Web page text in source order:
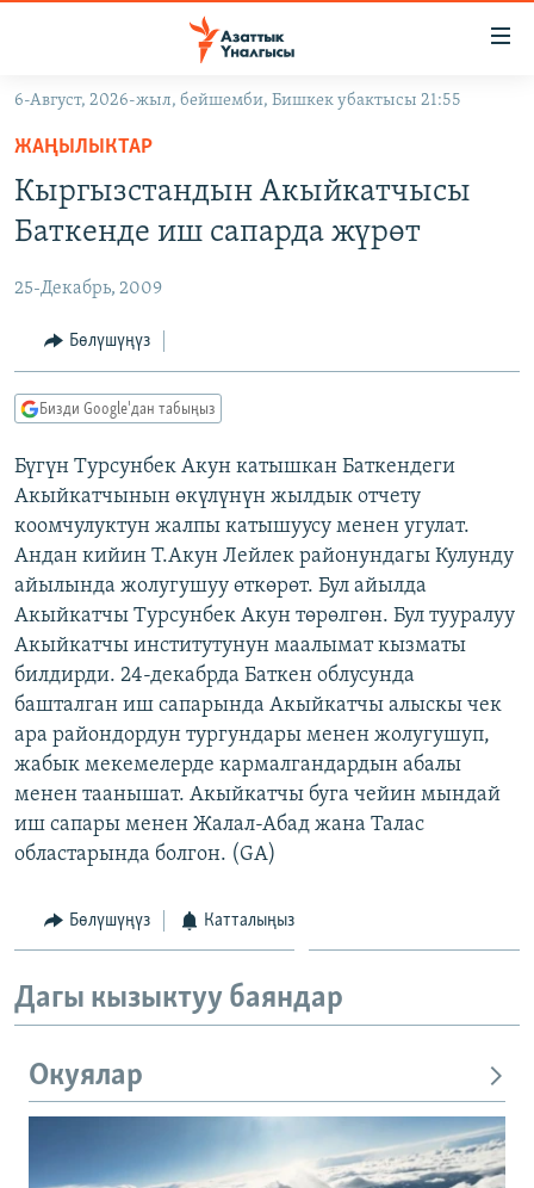
Навигацияга
өтүңүз
Издөөгө
салыңызКЫРГЫЗСТАН
ЭКОНОМИКА
МАДАНИЯТ
ДҮЙНӨ
БОРБОР АЗИЯ
АТАЙЫН ИЛИКТӨӨ
ТВ ПРОГРАММАЛАР
ЭКСПЕРТТЕР ТАЛДАЙТ
БИЗ ЖАНА ДҮЙНӨ
ЭЖЕ-СИҢДИЛЕР
АЗАТТЫК+
ЫҢГАЙСЫЗ СУРООЛОР
ӨЗГӨЧӨ ПИКИР
Русский
ОНЛАЙН ШЕРИНЕ
ЭЕ/АРнун бардык сайттары
6-Август, 2026-жыл, бейшемби, Бишкек убактысы 21:55
ЖАҢЫЛЫКТАР
Кыргызстандын Акыйкатчысы
Баткенде иш сапарда жүрөт
25-Декабрь, 2009
Бөлүшүңүз
Бизди Google'дан табыңыз
Бүгүн Турсунбек Акун катышкан Баткендеги
Акыйкатчынын өкүлүнүн жылдык отчету
коомчулуктун жалпы катышуусу менен угулат.
Андан кийин Т.Акун Лейлек районундагы Кулунду
айылында жолугушуу өткөрөт. Бул айылда
Акыйкатчы Турсунбек Акун төрөлгөн. Бул тууралуу
Акыйкатчы институтунун маалымат кызматы
билдирди. 24-декабрда Баткен облусунда
башталган иш сапарында Акыйкатчы алыскы чек
ара райондордун тургундары менен жолугушуп,
жабык мекемелерде кармалгандардын абалы
менен таанышат. Акыйкатчы буга чейин мындай
иш сапары менен Жалал-Абад жана Талас
областарында болгон. (GA)
Бөлүшүңүз Катталыңыз
Дагы кызыктуу баяндар
Окуялар